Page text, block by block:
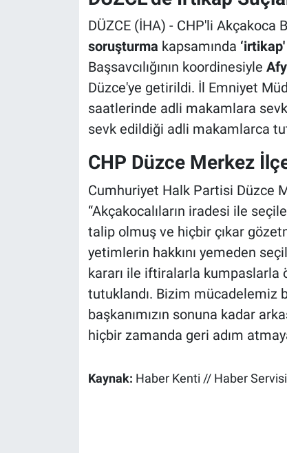
DÜZCE (İHA) - CHP'li Akçakoca
soruşturma kapsamında ‘irtikap'
Başsavcılığının koordinesiyle
Düzce'ye getirildi. İl Emniyet
saatlerinde adli makamlara
sevk edildiği adli makamlarca
CHP Düzce Merkez
Cumhuriyet Halk Partisi Düzce
“Akçakocalıların iradesi ile
talip olmuş ve hiçbir çıkar
yetimlerin hakkını yemeden
kararı ile iftiralarla kumpaslarla
tutuklandı. Bizim mücadelemiz
başkanımızın sonuna kadar
hiçbir zamanda geri adım
Kaynak: Haber Kenti // Haber Servisi